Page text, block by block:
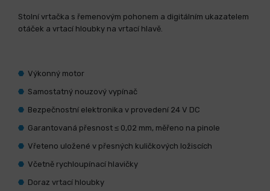
Stolní vrtačka s řemenovým pohonem a digitálním ukazatelem
otáček a vrtací hloubky na vrtací hlavě.
Výkonný motor
Samostatný nouzový vypínač
Bezpečnostní elektronika v provedení 24 V DC
Garantovaná přesnost ≤ 0,02 mm, měřeno na pinole
Vřeteno uložené v přesných kuličkových ložiscích
Včetně rychloupínací hlavičky
Doraz vrtací hloubky